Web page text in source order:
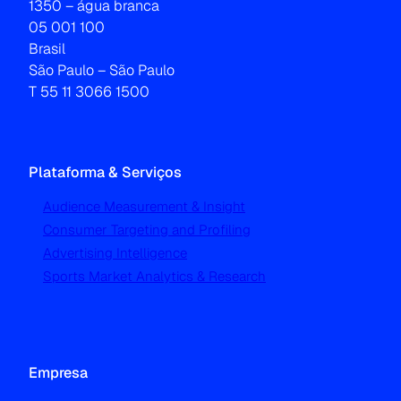
1350 – água branca
05 001 100
Brasil
São Paulo – São Paulo
T 55 11 3066 1500
Plataforma & Serviços
Audience Measurement & Insight
Consumer Targeting and Profiling
Advertising Intelligence
Sports Market Analytics & Research
Empresa